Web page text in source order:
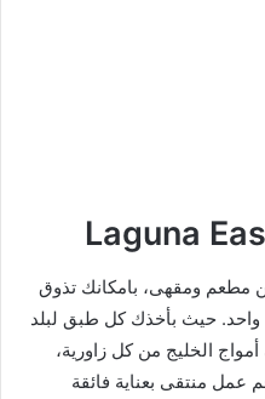
مطعم ومقهى، بامكانك تذوق
حيث بأخذك كل طبق لبلد
الخليج من كل زاورية،
عمل منتقى بعناية فائقة